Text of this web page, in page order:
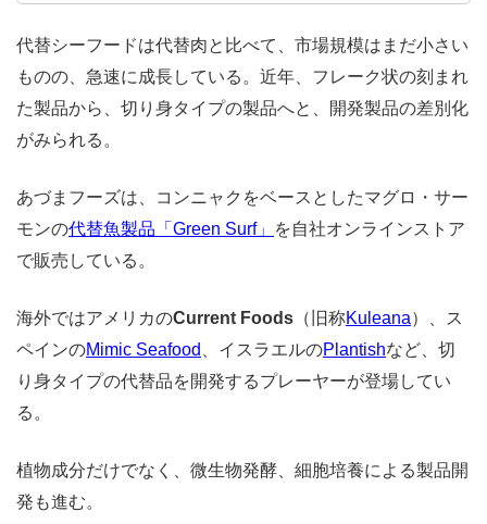
代替シーフードは代替肉と比べて、市場規模はまだ小さい
ものの、急速に成長している。 近年、フレーク状の刻まれ
た製品から、切り身タイプの製品へと、開発製品の差別化
がみられる。
あづまフーズは、コンニャクをベースとしたマグロ・サー
モンの代替魚製品「Green Surf」
を自社オンラインストア
で販売している。
海外ではアメリカのCurrent Foods （旧称Kuleana）、ス
ペインのMimic Seafood 、イスラエルのPlantishなど、切
り身タイプの代替品を開発するプレーヤーが登場してい
る。
植物成分だけでなく、微生物発酵、細胞培養による製品開
発も進む。